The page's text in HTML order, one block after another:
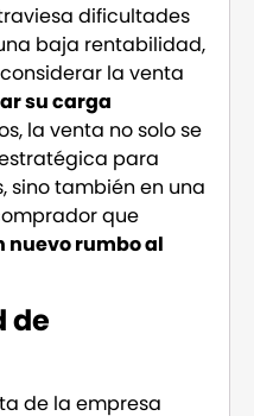
dificultades
baja rentabilidad,
la venta
su carga
la venta no solo se
para
sino también en una
que
nuevo rumbo al
de
de la empresa